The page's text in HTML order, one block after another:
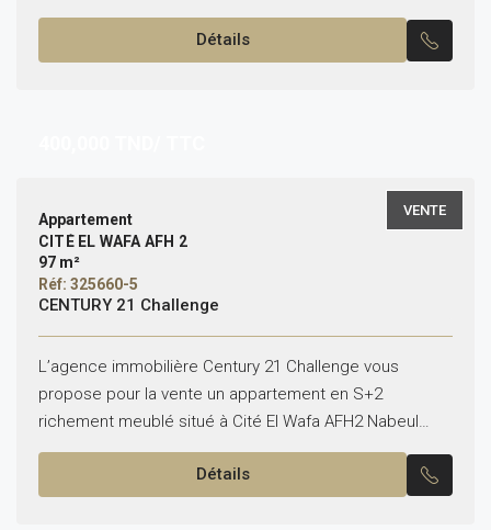
emplacement inratable vis à vis les...
Détails
VENTE
Appartement
CITÉ EL WAFA AFH 2
97 m²
Réf: 325660-5
CENTURY 21 Challenge
L’agence immobilière Century 21 Challenge vous
propose pour la vente un appartement en S+2
richement meublé situé à Cité El Wafa AFH2 Nabeul
d’une superficie de :97m2 Ce bien se compose
Détails